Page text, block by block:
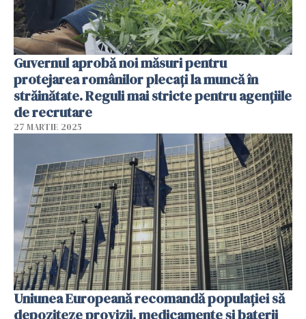
Guvernul aprobă noi măsuri pentru
protejarea românilor plecați la muncă în
străinătate. Reguli mai stricte pentru agenţiile
de recrutare
27 MARTIE 2025
Uniunea Europeană recomandă populației să
depoziteze provizii, medicamente și baterii